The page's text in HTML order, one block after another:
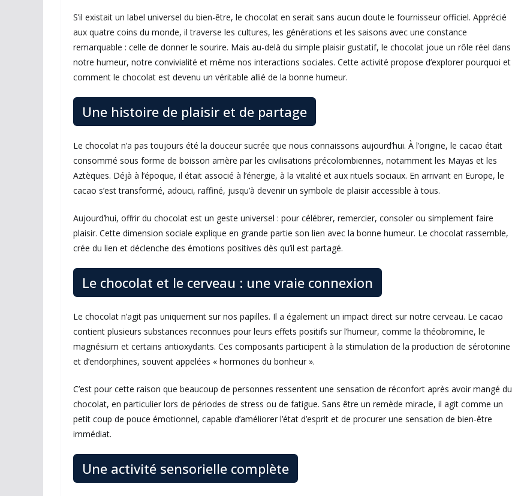
S’il existait un label universel du bien-être, le chocolat en serait sans aucun doute le fournisseur officiel. Apprécié
aux quatre coins du monde, il traverse les cultures, les générations et les saisons avec une constance
remarquable : celle de donner le sourire. Mais au-delà du simple plaisir gustatif, le chocolat joue un rôle réel dans
notre humeur, notre convivialité et même nos interactions sociales. Cette activité propose d’explorer pourquoi et
comment le chocolat est devenu un véritable allié de la bonne humeur.
Une histoire de plaisir et de partage
Le chocolat n’a pas toujours été la douceur sucrée que nous connaissons aujourd’hui. À l’origine, le cacao était
consommé sous forme de boisson amère par les civilisations précolombiennes, notamment les Mayas et les
Aztèques. Déjà à l’époque, il était associé à l’énergie, à la vitalité et aux rituels sociaux. En arrivant en Europe, le
cacao s’est transformé, adouci, raffiné, jusqu’à devenir un symbole de plaisir accessible à tous.
Aujourd’hui, offrir du chocolat est un geste universel : pour célébrer, remercier, consoler ou simplement faire
plaisir. Cette dimension sociale explique en grande partie son lien avec la bonne humeur. Le chocolat rassemble,
crée du lien et déclenche des émotions positives dès qu’il est partagé.
Le chocolat et le cerveau : une vraie connexion
Le chocolat n’agit pas uniquement sur nos papilles. Il a également un impact direct sur notre cerveau. Le cacao
contient plusieurs substances reconnues pour leurs effets positifs sur l’humeur, comme la théobromine, le
magnésium et certains antioxydants. Ces composants participent à la stimulation de la production de sérotonine
et d’endorphines, souvent appelées « hormones du bonheur ».
C’est pour cette raison que beaucoup de personnes ressentent une sensation de réconfort après avoir mangé du
chocolat, en particulier lors de périodes de stress ou de fatigue. Sans être un remède miracle, il agit comme un
petit coup de pouce émotionnel, capable d’améliorer l’état d’esprit et de procurer une sensation de bien-être
immédiat.
Une activité sensorielle complète